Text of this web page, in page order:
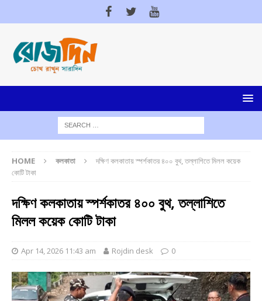
HOME কলকাতা
দক্ষিণ কলকাতায় স্পর্শকাতর ৪০০ বুথ, তল্লাশিতে মিলল কয়েক
কোটি টাকা
দক্ষিণ কলকাতায় স্পর্শকাতর ৪০০ বুথ, তল্লাশিতে
মিলল কয়েক কোটি টাকা
Apr 14, 2026 11:43 am Rojdin desk 0